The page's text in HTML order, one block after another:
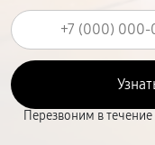
Перезвоним в течение